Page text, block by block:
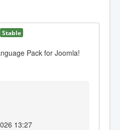
Stable
Pack for Joomla!
13:27